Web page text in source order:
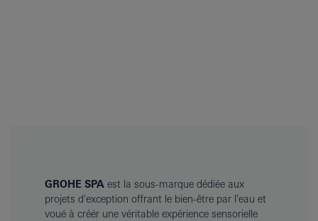
GROHE SPA est la sous-marque dédiée aux
projets d'exception offrant le bien-être par l'eau et
voué à créér une véritable expérience sensorielle